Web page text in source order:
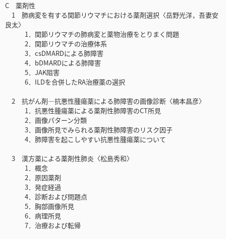
C 薬剤性
1 肺病変を有する関節リウマチにおける薬剤選択〈岳野光洋，吾妻安
良太〉
1．関節リウマチの肺病変と薬物治療をとりまく問題
2．関節リウマチの治療体系
3．csDMARDによる肺障害
4．bDMARDによる肺障害
5．JAK阻害
6．ILDを合併したRA治療薬の選択
2 抗がん剤―抗悪性腫瘍薬による肺障害の画像診断〈楠本昌彦〉
1．抗悪性腫瘍薬による薬剤性肺障害のCT所見
2．画像パターン分類
3．画像所見でみられる薬剤性肺障害のリスク因子
4．肺障害を起こしやすい抗悪性腫瘍薬について
3 漢方薬による薬剤性肺炎〈松島秀和〉
1．概念
2．原因薬剤
3．発症経過
4．診断および問題点
5．胸部画像所見
6．病理所見
7．治療および転帰